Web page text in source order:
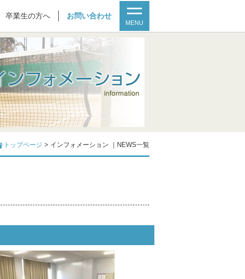
卒業生の方へ お問い合わせ
MENU
トップページ > インフォメーション ｜NEWS一覧